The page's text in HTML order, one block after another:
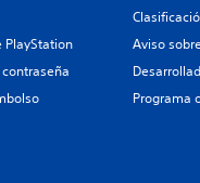
PlayStation
Aviso
Programa